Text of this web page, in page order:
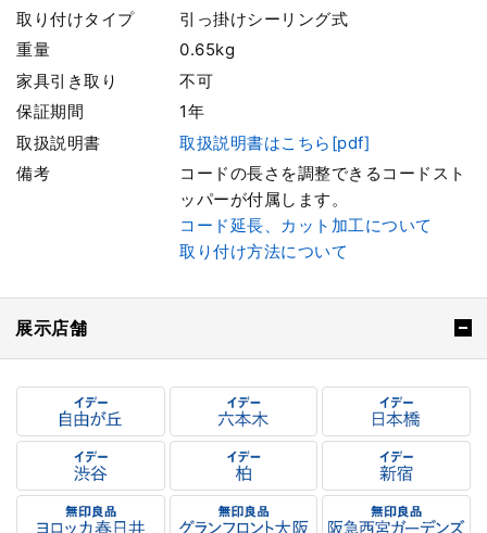
取り付けタイプ
引っ掛けシーリング式
重量
0.65kg
家具引き取り
不可
保証期間
1年
取扱説明書
取扱説明書はこちら[pdf]
備考
コードの長さを調整できるコードスト
ッパーが付属します。
コード延長、カット加工について
取り付け方法について
展示店舗